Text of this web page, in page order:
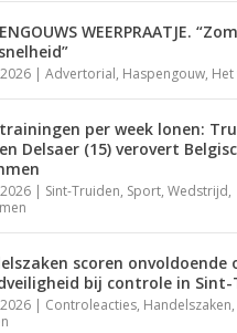
WEERPRAATJE.
|Advertorial, Haspengouw,
per week lonen:
Delsaer (15) verovert
| Sint-Truiden, Sport,Wedstrijd,
scoren onvoldoende
bij controle in Sint-
| Controleacties, Handelszaken,